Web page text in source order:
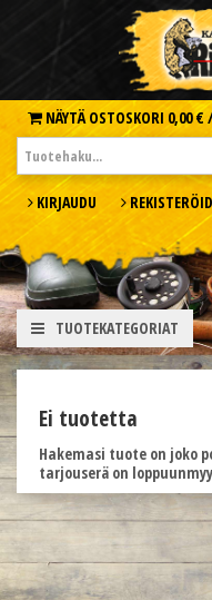
NÄYTÄ OSTOSKORI 0,00 €
KIRJAUDU
TUOTEKATEGORIAT
Ei tuotetta
Hakemasi tuote on joko
tarjouserä on